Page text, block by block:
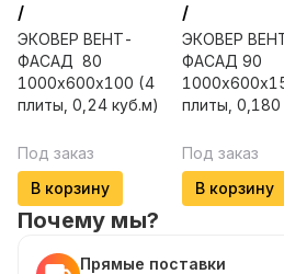
/
ЭКОВЕР ВЕНТ-
ФАСАД 80
1000х600х100 (4
плиты, 0,24 куб.м)
Под заказ
В корзину
/
ЭКОВЕР
ФАСАД 90
плиты, 0,180
Под заказ
В корзину
Почему мы?
Прямые поставки